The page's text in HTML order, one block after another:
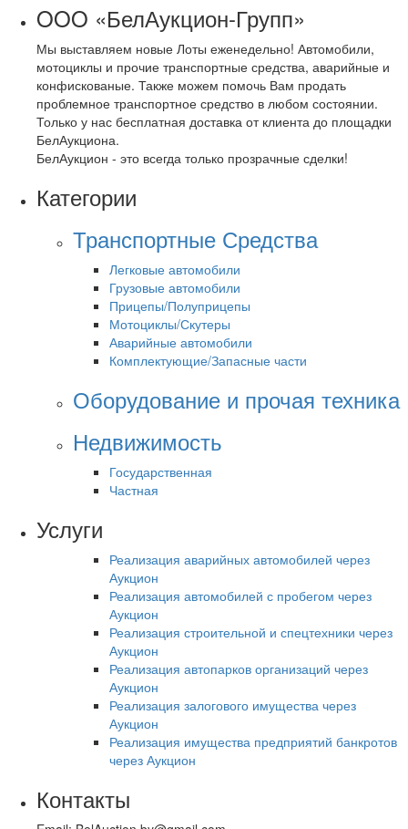
OOO «БелАукцион-Групп»
Мы выставляем новые Лоты еженедельно! Автомобили,
мотоциклы и прочие транспортные средства, аварийные и
конфискованые. Также можем помочь Вам продать
проблемное транспортное средство в любом состоянии.
Только у нас бесплатная доставка от клиента до площадки
БелАукциона.
БелАукцион - это всегда только прозрачные сделки!
Категории
Транспортные Средства
Легковые автомобили
Грузовые автомобили
Прицепы/Полуприцепы
Мотоциклы/Скутеры
Аварийные автомобили
Комплектующие/Запасные части
Оборудование и прочая техника
Недвижимость
Государственная
Частная
Услуги
Реализация аварийных автомобилей через
Аукцион
Реализация автомобилей с пробегом через
Аукцион
Реализация строительной и спецтехники через
Аукцион
Реализация автопарков организаций через
Аукцион
Реализация залогового имущества через
Аукцион
Реализация имущества предприятий банкротов
через Аукцион
Контакты